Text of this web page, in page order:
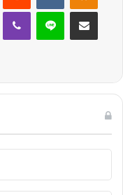
Viber Line E-Posta ile